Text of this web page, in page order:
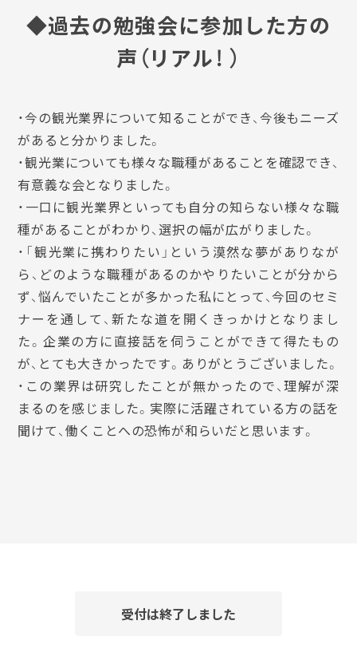
◆過去の勉強会に参加した方の
声（リアル！ ）
・今の観光業界について知ることができ、今後もニーズ
があると分かりました。
・観光業についても様々な職種があることを確認でき、
有意義な会となりました。
・一口に観光業界といっても自分の知らない様々な職
種があることがわかり、選択の幅が広がりました。
・「観光業に携わりたい」という漠然な夢がありなが
ら、どのような職種があるのかやりたいことが分から
ず、悩んでいたことが多かった私にとって、今回のセミ
ナーを通して、新たな道を開くきっかけとなりまし
た。企業の方に直接話を伺うことができて得たもの
が、とても大きかったです。ありがとうございました。
・この業界は研究したことが無かったので、理解が深
まるのを感じました。実際に活躍されている方の話を
聞けて、働くことへの恐怖が和らいだと思います。
受付は終了しました